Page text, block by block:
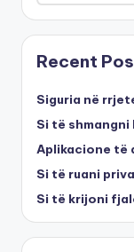
Recent
Siguria në
Si të shmangni
Aplikacione të
Si të ruani
Si të krijoni